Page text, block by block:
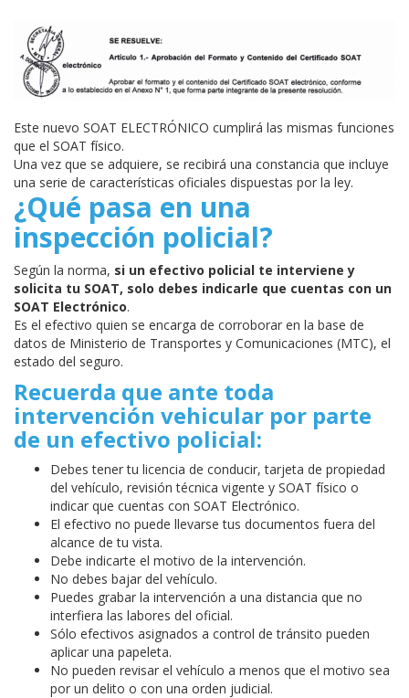
Este nuevo SOAT ELECTRÓNICO cumplirá las mismas funciones
que el SOAT físico.
Una vez que se adquiere, se recibirá una constancia que incluye
una serie de características oficiales dispuestas por la ley.
¿Qué pasa en una
inspección policial?
Según la norma, si un efectivo policial te interviene y
solicita tu SOAT, solo debes indicarle que cuentas con un
SOAT Electrónico.
Es el efectivo quien se encarga de corroborar en la base de
datos de Ministerio de Transportes y Comunicaciones (MTC), el
estado del seguro.
Recuerda que ante toda
intervención vehicular por parte
de un efectivo policial:
Debes tener tu licencia de conducir, tarjeta de propiedad
del vehículo, revisión técnica vigente y SOAT físico o
indicar que cuentas con SOAT Electrónico.
El efectivo no puede llevarse tus documentos fuera del
alcance de tu vista.
Debe indicarte el motivo de la intervención.
No debes bajar del vehículo.
Puedes grabar la intervención a una distancia que no
interfiera las labores del oficial.
Sólo efectivos asignados a control de tránsito pueden
aplicar una papeleta.
No pueden revisar el vehículo a menos que el motivo sea
por un delito o con una orden judicial.